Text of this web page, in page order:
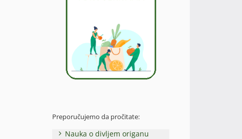
Preporučujemo da pročitate:
Nauka o divljem origanu